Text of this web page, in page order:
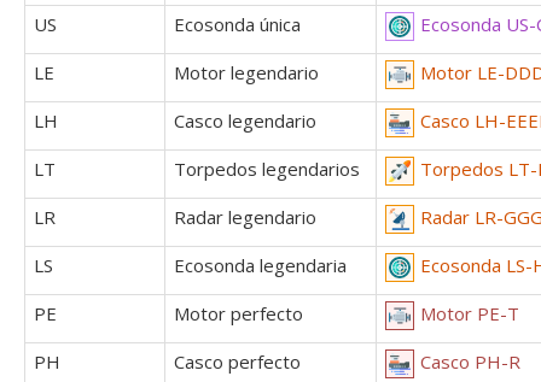
US
Ecosonda única
Ecosonda US-
LE
Motor legendario
Motor LE-
LH
Casco legendario
Casco LH-
LT
Torpedos legendarios
Torpedos LT-
LR
Radar legendario
Radar LR-
LS
Ecosonda legendaria
Ecosonda
PE
Motor perfecto
Motor PE-T
PH
Casco perfecto
Casco PH-R